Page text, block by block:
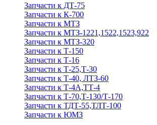
Запчасти к ДТ-75
Запчасти к К-700
Запчасти к МТЗ
Запчасти к МТЗ-1221,1522,1523,922
Запчасти к МТЗ-320
Запчасти к Т-150
Запчасти к Т-16
Запчасти к Т-25,Т-30
Запчасти к Т-40, ЛТЗ-60
Запчасти к Т-4А,ТТ-4
Запчасти к Т-70,Т-130/Т-170
Запчасти к ТДТ-55,ТЛТ-100
Запчасти к ЮМЗ